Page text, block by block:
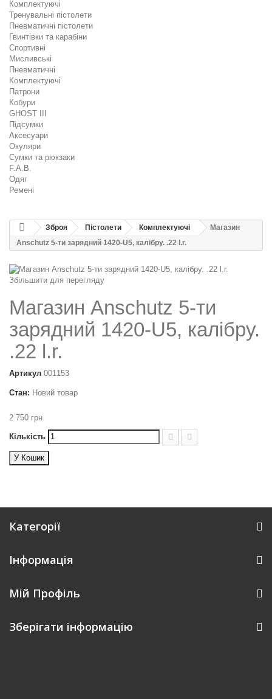
Комплектуючі
Тренувальні пістолети
Пневматичні пістолети
Гвинтівки та карабіни
Спортивні
Мисливські
Пневматичні
Комплектуючі
Патрони
Кобури
GHOST III
Підсумки
Аксесуари
Окуляри
Сумки та рюкзаки
F.A.B.
Одяг
Ремені
Зброя Пістолети Комплектуючі
Магазин
Anschutz 5-ти зарядний 1420-U5, калібру. .22 l.r.
Збільшити для перегляду
Магазин Anschutz 5-ти
зарядний 1420-U5, калібру.
.22 l.r.
Артикул 001153
Стан: Новий товар
2 750 грн
Кількість
У Кошик
Категорії
Інформація
Мій Профіль
Зберігати інформацію